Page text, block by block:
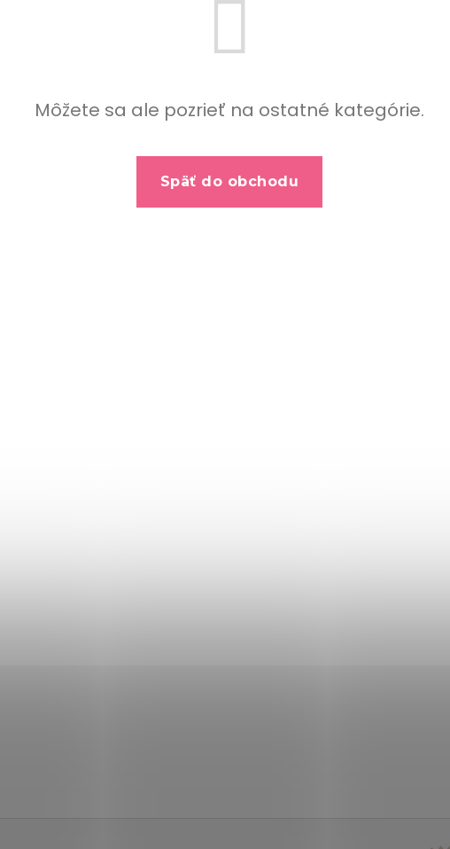
Môžete sa ale pozrieť na ostatné kategórie.
Späť do obchodu